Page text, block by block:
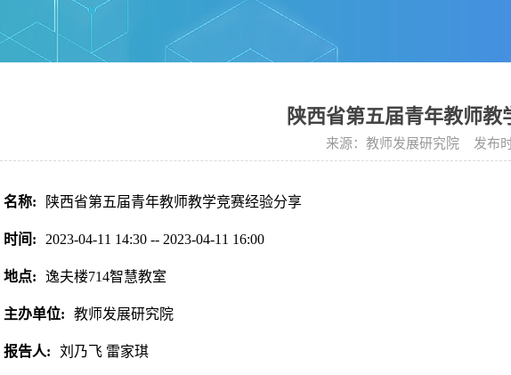
陕西省第五届青年教师教
来源：教师发展研究院 发布
名称: 陕西省第五届青年教师教学竞赛经验分享
时间: 2023-04-11 14:30 -- 2023-04-11 16:00
地点: 逸夫楼714智慧教室
主办单位: 教师发展研究院
报告人: 刘乃飞 雷家琪